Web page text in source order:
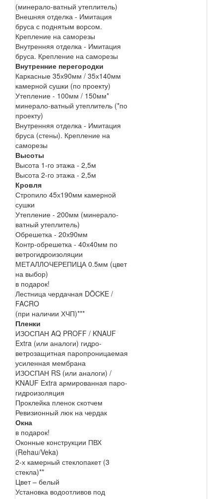
(минерало-ватный утеплитель)
Внешняя отделка - Имитация
бруса с поднятым ворсом.
Крепление на саморезы
Внутренняя отделка - Имитация
бруса. Крепление на саморезы
Внутренние перегородки
Каркасные 35х90мм / 35х140мм
камерной сушки (по проекту)
Утепление - 100мм / 150мм*
минерало-ватный утеплитель (*по
проекту)
Внутренняя отделка - Имитация
бруса (стены). Крепление на
саморезы
Высоты
Высота 1-го этажа - 2,5м
Высота 2-го этажа - 2,5м
Кровля
Стропило 45х190мм камерной
сушки
Утепление - 200мм (минерало-
ватный утеплитель)
Обрешетка - 20х90мм
Контр-обрешетка - 40х40мм по
ветрогидроизоляции
МЕТАЛЛОЧЕРЕПИЦА 0.5мм (цвет
на выбор)
в подарок!
Лестница чердачная DÖCKE /
FACRO
(при наличии ХЧП)***
Пленки
ИЗОСПАН AQ PROFF / KNAUF
Extra (или аналоги) гидро-
ветрозащитная паропроницаемая
усиленная мембрана
ИЗОСПАН RS (или аналоги) /
KNAUF Extra армированная паро-
гидроизоляция
Проклейка пленок скотчем
Ревизионный люк на чердак
Окна
в подарок!
Оконные конструкции ПВХ
(Rehau/Veka)
2-х камерный стеклопакет (3
стекла)**
Цвет – белый
Установка водоотливов под